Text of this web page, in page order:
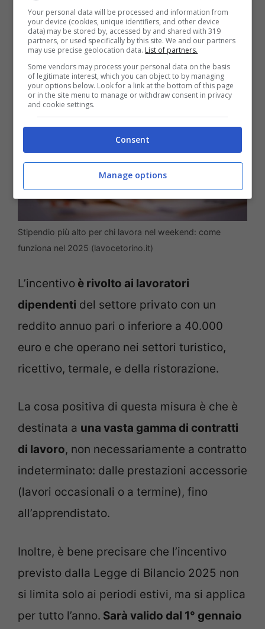
accedere a questo sgravio è necessario
possedere alcuni requisiti.
Stipendio più alto per chi lavora nel weekend: come
funziona nel 2025 (lavocetorino.it)
L’incentivo è rivolto ai lavoratori
dipendenti del settore privato con un
reddito annuo pari o inferiore a 40.000
euro e che operano nei settori turistico,
ricettivo, termale, e della ristorazione.
La cosa positiva di questa misura è che è
destinata a una vasta gamma di contratti
di lavoro, non necessariamente a contratto
indeterminato: dalle prestazioni accessorie
(lavori occasionali o a termine), fino
all’apprendistato.
Inoltre, è bene precisare che l’incentivo
previsto dalla Legge di Bilancio 2025 non
si limita solo ai periodi estivi, ma si applica
per tutto l’anno. Sarà valido dal 1° gennaio
Your personal data will be processed and information from
your device (cookies, unique identifiers, and other device
data) may be stored by, accessed by and shared with 319
partners, or used specifically by this site. We and our partners
may use precise geolocation data. List of partners.
Some vendors may process your personal data on the basis
of legitimate interest, which you can object to by managing
your options below. Look for a link at the bottom of this page
or in the site menu to manage or withdraw consent in privacy
and cookie settings.
Consent
Manage options